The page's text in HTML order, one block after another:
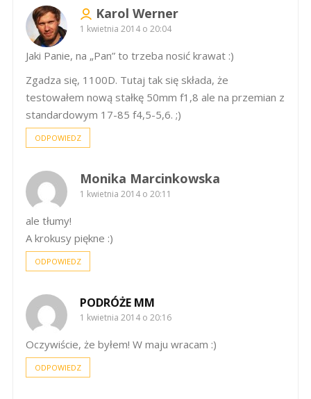
Karol Werner
1 kwietnia 2014 o 20:04
Jaki Panie, na „Pan” to trzeba nosić krawat :)
Zgadza się, 1100D. Tutaj tak się składa, że
testowałem nową stałkę 50mm f1,8 ale na przemian z
standardowym 17-85 f4,5-5,6. ;)
ODPOWIEDZ
Monika Marcinkowska
1 kwietnia 2014 o 20:11
ale tłumy!
A krokusy piękne :)
ODPOWIEDZ
PODRÓŻE MM
1 kwietnia 2014 o 20:16
Oczywiście, że byłem! W maju wracam :)
ODPOWIEDZ